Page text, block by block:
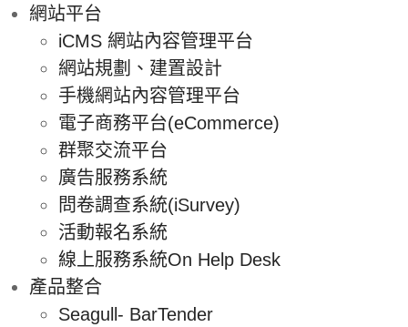
網站平台
iCMS 網站內容管理平台
網站規劃、建置設計
手機網站內容管理平台
電子商務平台(eCommerce)
群聚交流平台
廣告服務系統
問卷調查系統(iSurvey)
活動報名系統
線上服務系統On Help Desk
產品整合
Seagull- BarTender